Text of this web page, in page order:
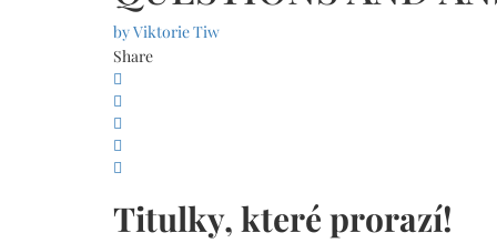
byViktorie Tiw
Share
Titulky, které prorazí!